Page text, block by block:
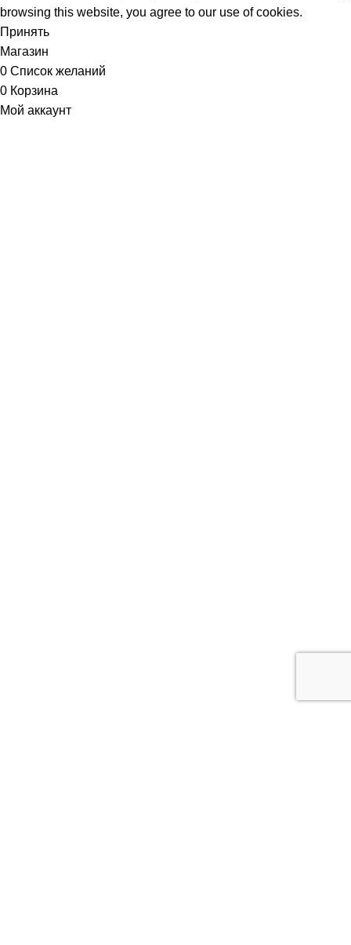
browsing this website, you agree to our use of cookies.
Принять
Магазин
0 Список желаний
0 Корзина
Мой аккаунт